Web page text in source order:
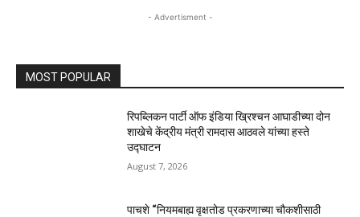
- Advertisment -
MOST POPULAR
रिपब्लिकन पार्टी ऑफ इंडिया ख्रिश्चन आघाडीच्या दोन
शाखेचे केंद्रीय मंत्री रामदास आठवले यांच्या हस्ते
उद्घाटन
August 7, 2026
पाचशे “नियमबाह्य वृक्षतोड प्रकरणाच्या चौकशीसाठी